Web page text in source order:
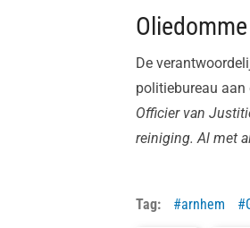
De
politiebureau
Officier van
reiniging. Al met
Tag: arnhem